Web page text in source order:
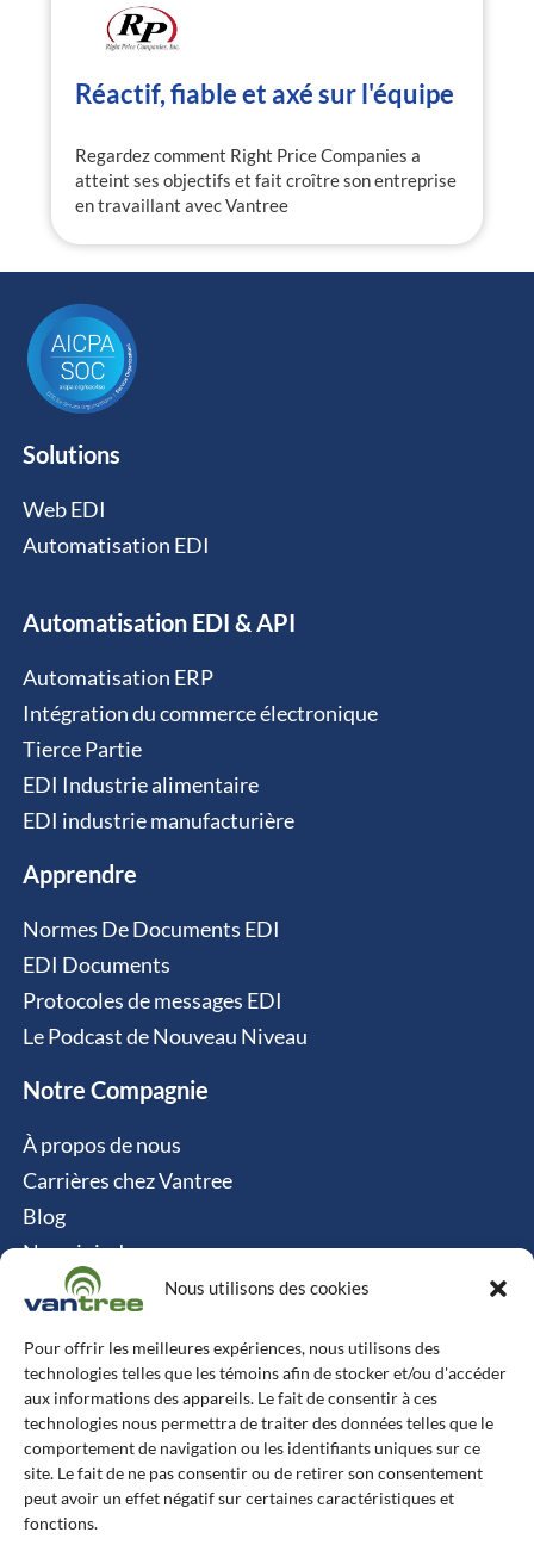
Nous utilisons des cookies
Pour offrir les meilleures expériences, nous utilisons des
technologies telles que les témoins afin de stocker et/ou d'accéder
aux informations des appareils. Le fait de consentir à ces
technologies nous permettra de traiter des données telles que le
comportement de navigation ou les identifiants uniques sur ce
site. Le fait de ne pas consentir ou de retirer son consentement
peut avoir un effet négatif sur certaines caractéristiques et
fonctions.
Réactif, fiable et axé sur l'équipe
Regardez comment Right Price Companies a
atteint ses objectifs et fait croître son entreprise
en travaillant avec Vantree
Solutions
Web EDI
Automatisation EDI
Automatisation EDI & API
Automatisation ERP
Intégration du commerce électronique
Tierce Partie
EDI Industrie alimentaire
EDI industrie manufacturière
Apprendre
Normes De Documents EDI
EDI Documents
Protocoles de messages EDI
Le Podcast de Nouveau Niveau
Notre Compagnie
À propos de nous
Carrières chez Vantree
Blog
Nous joindre
Politique relative aux cookies
Contact
Vantree Systems
514-747-0350
6500 TransCanada, Chemin de Service S, 4e
étage, Pointe-Claire, QC H9R 0A5